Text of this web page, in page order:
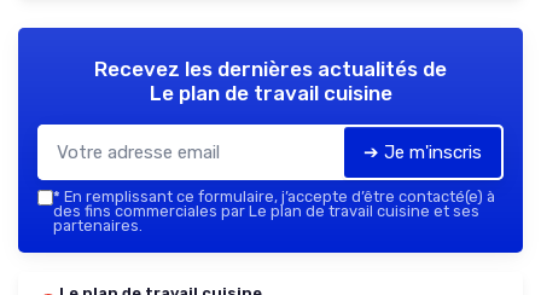
Recevez les dernières actualités de
Le plan de travail cuisine
➔ Je m'inscris
* En remplissant ce formulaire, j’accepte d’être contacté(e) à
des fins commerciales par Le plan de travail cuisine et ses
partenaires.